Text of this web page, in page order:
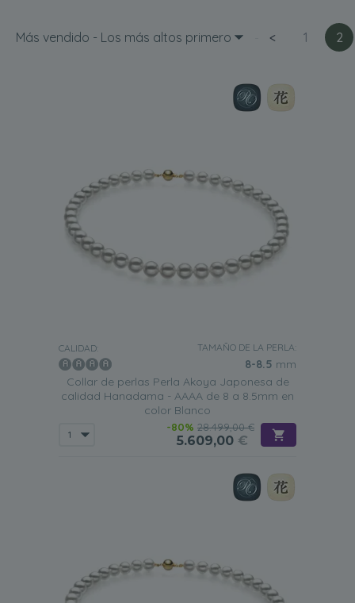
Más vendido - Los más altos primero < 1 2
CALIDAD: TAMAÑO DE LA PERLA:
8-8.5 mm
Collar de perlas Perla Akoya Japonesa de
calidad Hanadama - AAAA de 8 a 8.5mm en
color Blanco
-80% 28.499,00 €
5.609,00 €